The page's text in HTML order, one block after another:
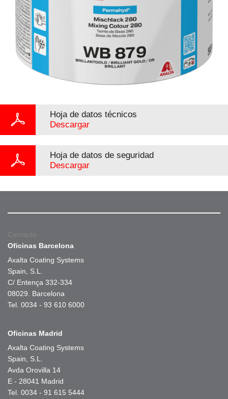
Hoja de datos técnicos
Descargar
Hoja de datos de seguridad
Descargar
Contacto
Oficinas Barcelona
Axalta Coating Systems
Spain, S.L.
C/ Entença 332-334
08029. Barcelona
Tel. 0034 - 93 610 6000
Oficinas Madrid
Axalta Coating Systems
Spain, S.L.
Avda Orovilla 14
E - 28041 Madrid
Tel. 0034 - 91 615 5444